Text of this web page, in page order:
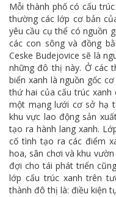
Mỗi thành phố có cấu
thường các lớp cơ bản
yêu cầu cụ thể có nguồn
các con sông và đồng
Ceske Budejovice sẽ là
những đô thị này. Ở các
biển xanh là nguồn gốc
thứ hai của cấu trúc
một mạng lưới cơ sở hạ
khu vực lao động sản
tạo ra hành lang xanh.
cố tình tạo ra các điểm
hoa, sân chơi và khu
đợi cho tái phát triển
lớp cấu trúc xanh trên
thành đô thị là: điều kiện